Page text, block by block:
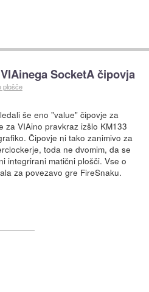
SocketA čipovja
plošče
še eno "value" čipovje za
za VIAino pravkraz izšlo KM133
Čipovje ni tako zanimivo za
toda ne dvomim, da se
integrirani matični plošči. Vse o
za povezavo gre FireSnaku.